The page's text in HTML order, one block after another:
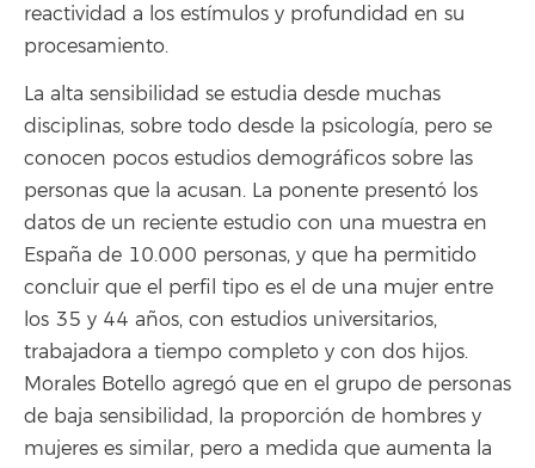
reactividad a los estímulos y profundidad en su
procesamiento.
La alta sensibilidad se estudia desde muchas
disciplinas, sobre todo desde la psicología, pero se
conocen pocos estudios demográficos sobre las
personas que la acusan. La ponente presentó los
datos de un reciente estudio con una muestra en
España de 10.000 personas, y que ha permitido
concluir que el perfil tipo es el de una mujer entre
los 35 y 44 años, con estudios universitarios,
trabajadora a tiempo completo y con dos hijos.
Morales Botello agregó que en el grupo de personas
de baja sensibilidad, la proporción de hombres y
mujeres es similar, pero a medida que aumenta la